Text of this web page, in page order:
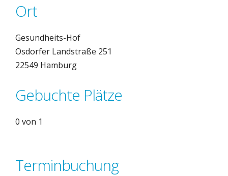
Ort
Gesundheits-Hof
Osdorfer Landstraße 251
22549 Hamburg
Gebuchte Plätze
0 von 1
Terminbuchung